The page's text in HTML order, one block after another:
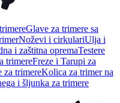
Glave za trimere sa
Noževi i cirkulariUlja i
i zaštitna opremaTestere
trimereFreze i Tarupi za
za trimereKolica za trimer na
i šljunka za trimere